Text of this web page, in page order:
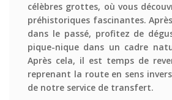
célèbres grottes, où vous
préhistoriques fascinantes.
dans le passé, profitez de
pique-nique dans un cadre
Après cela, il est temps de
reprenant la route en sens
de notre service de transfert.